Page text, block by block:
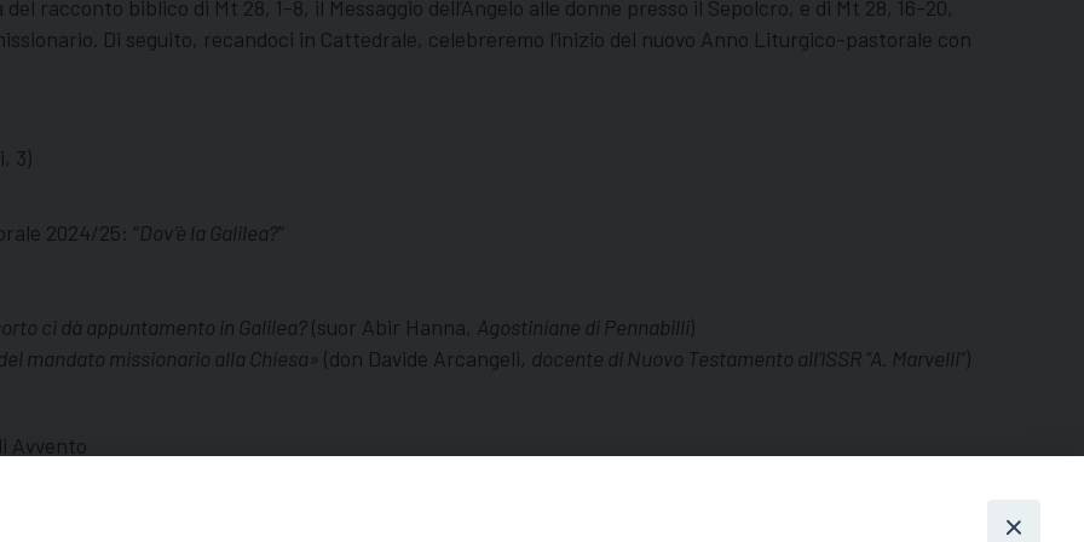
racconto biblico di Mt 28, 1-8, il Messaggio dell’Angelo alle donne presso il Sepolcro, e di Mt 28, 16-20,
Di seguito, recandoci in Cattedrale, celebreremo l’inizio del nuovo Anno Liturgico-pastorale con
3)
2024/25: “Dov’è la Galilea?”
ci dà appuntamento in Galilea?(suor Abir Hanna, Agostiniane di Pennabilli)
mandato missionario alla Chiesa» (don Davide Arcangeli, docente di Nuovo Testamento all’ISSR “A. Marvelli”)
Avvento